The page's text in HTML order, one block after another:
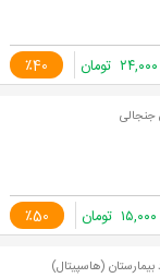
٪40 ۲۴,۰۰۰ تومان
٪50 ۱۵,۰۰۰ تومان
(هاسپیتال)